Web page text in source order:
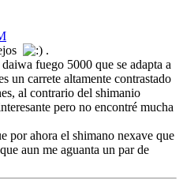
.
fuego 5000 que se adapta a
un carrete altamente contrastado
al contrario del shimanio
pero no encontré mucha
por ahora el shimano nexave que
aun me aguanta un par de